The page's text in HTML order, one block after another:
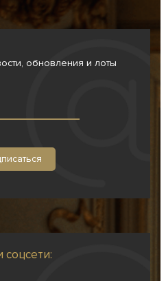
обновления и лоты